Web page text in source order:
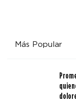
Más Popular